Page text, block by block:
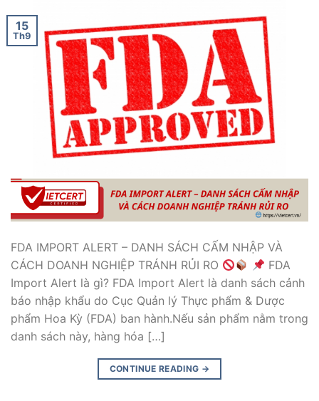
15
Th9
FDA IMPORT ALERT – DANH SÁCH CẤM NHẬP VÀ
CÁCH DOANH NGHIỆP TRÁNH RỦI RO
FDA
Import Alert là gì? FDA Import Alert là danh sách cảnh
báo nhập khẩu do Cục Quản lý Thực phẩm & Dược
phẩm Hoa Kỳ (FDA) ban hành.Nếu sản phẩm nằm trong
danh sách này, hàng hóa […]
CONTINUE READING →